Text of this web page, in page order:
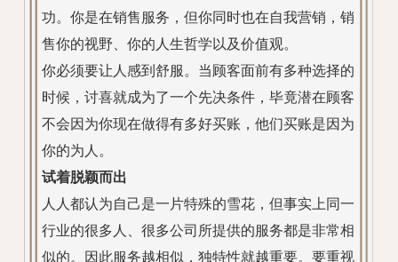
功。你是在销售服务，但你同时也在自我营销，销
售你的视野、你的人生哲学以及价值观。
你必须要让人感到舒服。当顾客面前有多种选择的
时候，讨喜就成为了一个先决条件，毕竟潜在顾客
不会因为你现在做得有多好买账，他们买账是因为
你的为人。
试着脱颖而出
人人都认为自己是一片特殊的雪花，但事实上同一
行业的很多人、很多公司所提供的服务都是非常相
似的。因此服务越相似，独特性就越重要。要重视